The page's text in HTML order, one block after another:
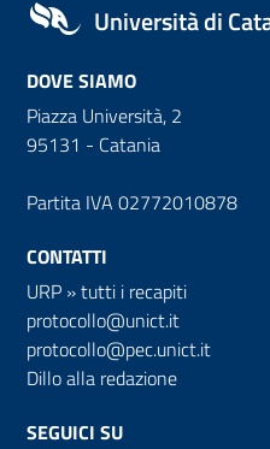
Università di
DOVE SIAMO
Piazza Università, 2
95131 - Catania
Partita IVA 02772010878
CONTATTI
URP »tutti i recapiti
protocollo@unict.it
protocollo@pec.unict.it
Dillo alla redazione
SEGUICI SU